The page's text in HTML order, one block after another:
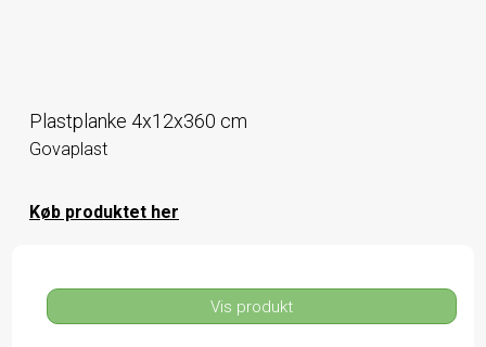
Plastplanke 4x12x360 cm
Govaplast
Køb produktet her
Vis produkt